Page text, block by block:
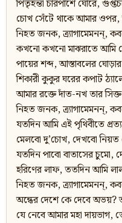
পিতৃহন্তা চারপাশে ঘোরে,
চোখ সেঁটে থাকে আমার ওপর,
নিহত জনক, ত্র্যাগামেমনন্‌,
কখনো কখনো মাঝরাতে আমি
পায়ের শব্দ, আস্তাবলের
শিকারী কুকুর ঘরের কপাট
আমার রক্তে দাঁত-নখ তার
নিহত জনক, ত্র্যাগামেমনন্‌,
যতদিন আমি এই পৃথিবীতে
মেলবো দু’চোখ, দেখবো নিয়ত
যতদিন পাবো বাতাসের চুমো,
হরিণের লাফ, ততদিন আমি
নিহত জনক, ত্র্যাগামেমনন্‌,
অন্ধের দেশে কে দেবে অভয়?
যে নেবে আমার মহা দায়ভাগ,